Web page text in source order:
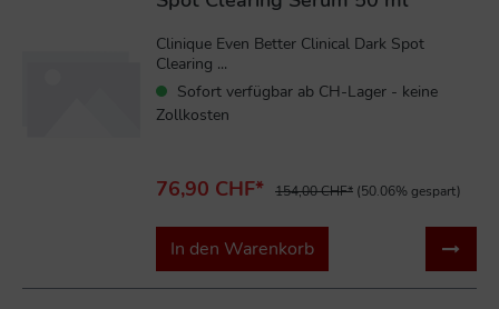
Clinique Even Better Clinical Dark Spot
Clearing ...
Sofort verfügbar ab CH-Lager - keine
Zollkosten
76,90 CHF* 154,00 CHF* (50.06% gespart)
In den Warenkorb